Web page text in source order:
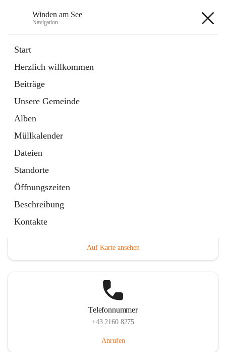
Winden am See
Navigation
Start
Herzlich willkommen
Beiträge
Unsere Gemeinde
Alben
Müllkalender
Dateien
Standorte
Öffnungszeiten
Beschreibung
Kontakte
Externe Webseite
in
Tab
Bebauungsplan
öffnet
in
neuem
Tab
Auf Karte ansehen
Telefonnummer
+43 2160 8275
Anrufen